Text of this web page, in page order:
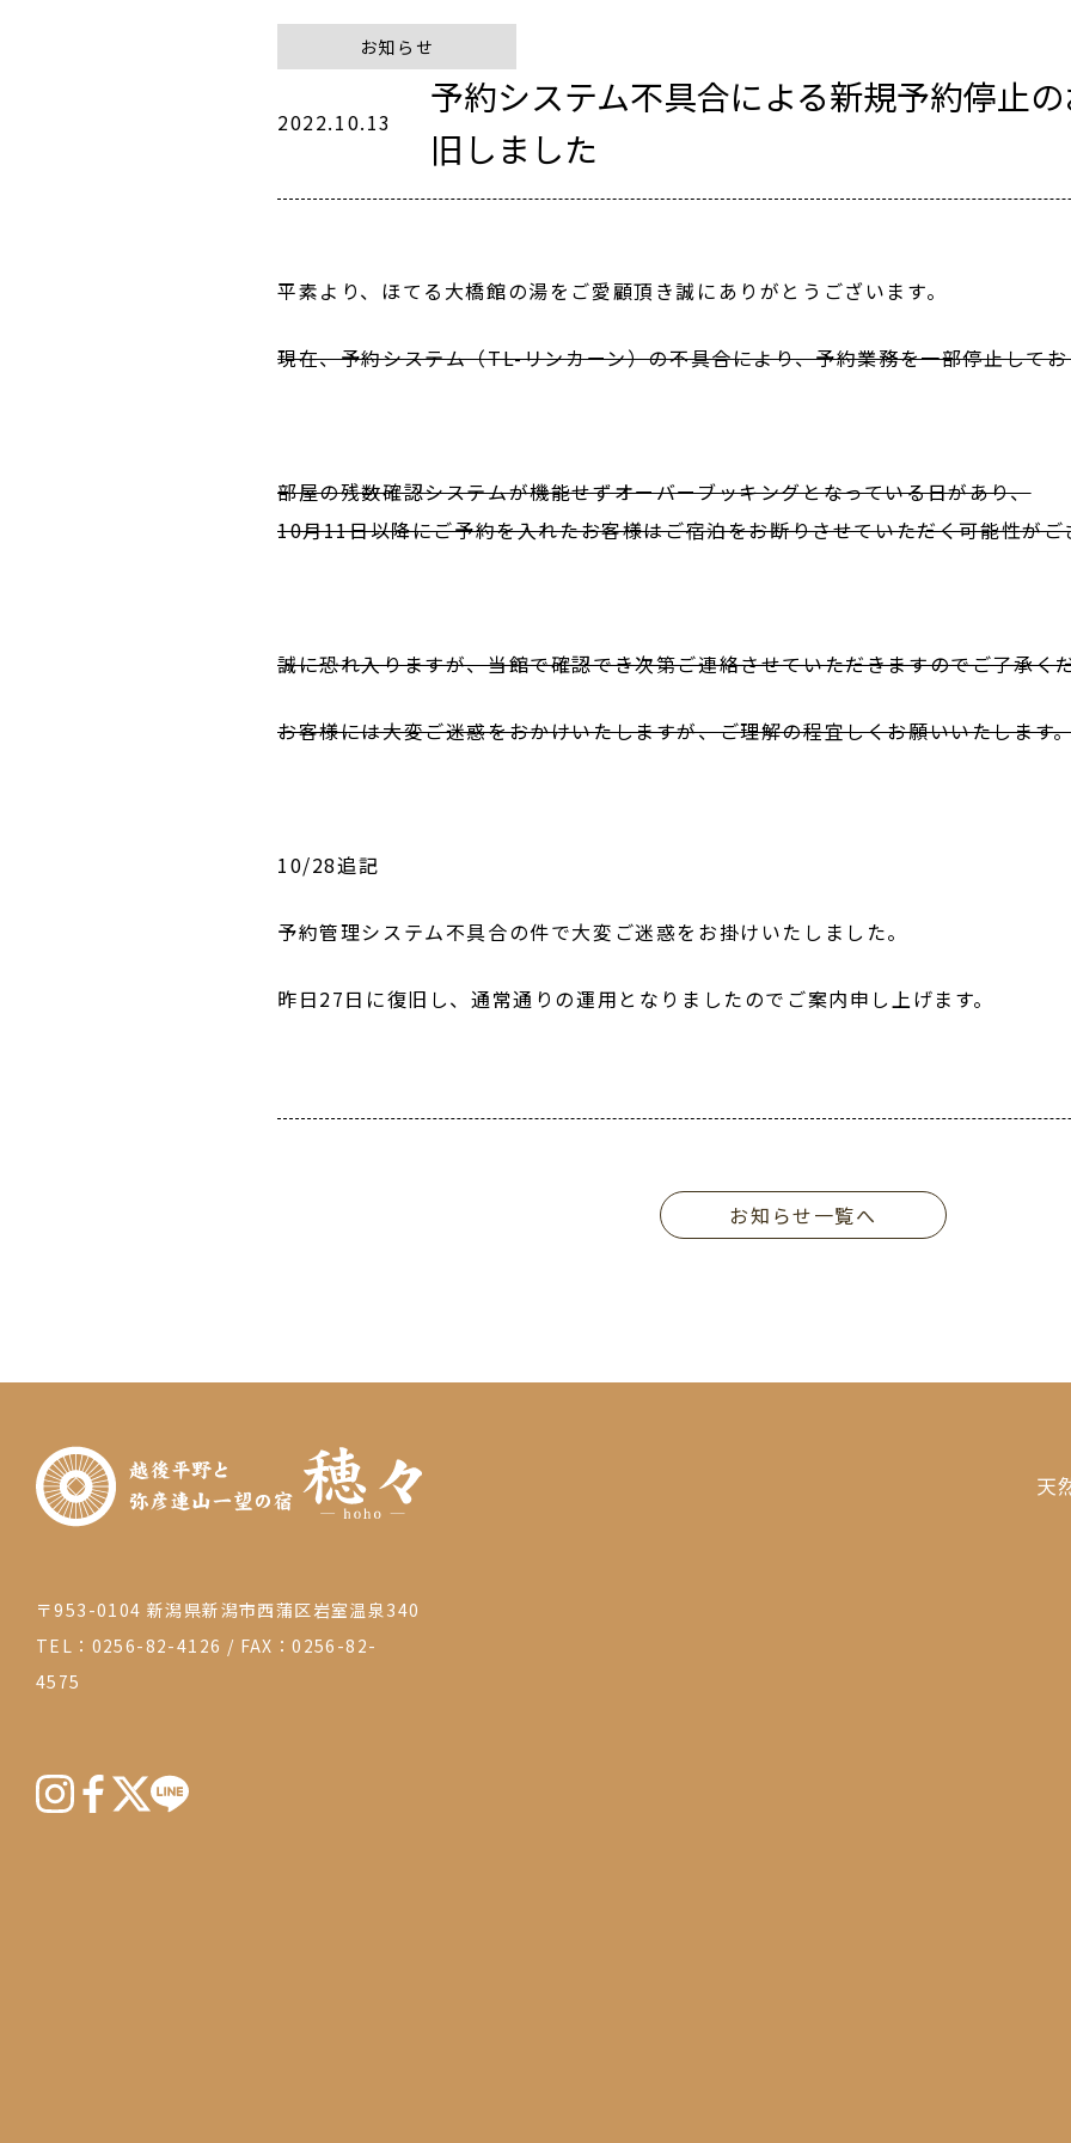
お知らせ
2022.10.13
予約システム不具合による新規予約停止
旧しました
平素より、ほてる大橋館の湯をご愛顧頂き誠にありがとうございます。
現在、予約システム（TL-リンカーン）の不具合により、予約業務を一部停止して
部屋の残数確認システムが機能せずオーバーブッキングとなっている日があり、
10月11日以降にご予約を入れたお客様はご宿泊をお断りさせていただく可能性がご
誠に恐れ入りますが、当館で確認でき次第ご連絡させていただきますのでご了承く
お客様には大変ご迷惑をおかけいたしますが、ご理解の程宜しくお願いいたします
10/28追記
予約管理システム不具合の件で大変ご迷惑をお掛けいたしました。
昨日27日に復旧し、通常通りの運用となりましたのでご案内申し上げます。
お知らせ一覧へ
〒953-0104 新潟県新潟市西蒲区岩室温泉340
TEL：0256-82-4126 / FAX：0256-82-
4575
天